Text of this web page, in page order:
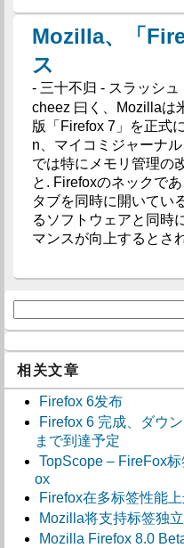
Mozilla、「
ス
- 三十不归 - スラッシ
cheez 曰く、Mozillaは
版「Firefox 7」を正式
n、マイコミジャーナ
では特にメモリ管理の
と. Firefoxのネックで
タブを同時に開いてい
るソフトウェアと同時
マンスが向上するとさ
相关文章
Firefox 6发布
Firefox 6 完成、ダウ
まで到達予定
TopScope – FireFox
ox
Firefox在多标签性能
Mozilla将支持标签独
Mozilla Firefox 8.0